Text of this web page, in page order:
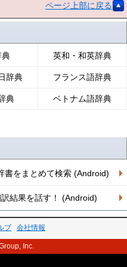
ページ上部に戻る
典 英和・和英辞典
辞典 フランス語辞典
典 ベトナム語辞典
書をまとめて検索 (Android)
結果を話す！ (Android)
プ 会社情報
Inc.